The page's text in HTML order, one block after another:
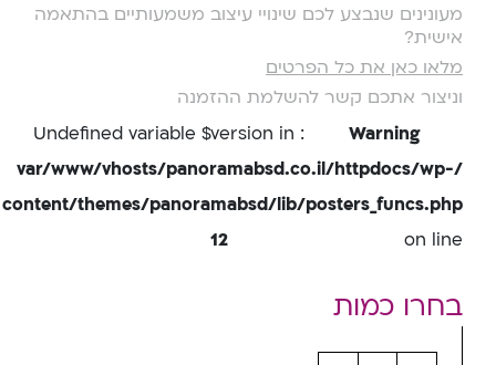
מעונינים שנבצע לכם שינויי עיצוב משמעותיים בהתאמה
אישית?
מלאו כאן את כל הפרטים
וניצור אתכם קשר להשלמת ההזמנה
Warning
: Undefined variable $version in
/var/www/vhosts/panoramabsd.co.il/httpdocs/wp-
content/themes/panoramabsd/lib/posters_funcs.php
on line
12